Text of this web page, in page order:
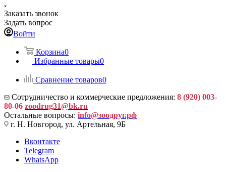
Заказать звонок
Задать вопрос
Войти
Корзина0
Избранные товары0
Сравнение товаров0
Сотрудничество и коммерческие предложения: 8 (920) 003-
80-06 zoodrug31@bk.ru
Остальные вопросы: info@зоодруг.рф
г. Н. Новгород, ул. Артельная, 9Б
Вконтакте
Telegram
WhatsApp